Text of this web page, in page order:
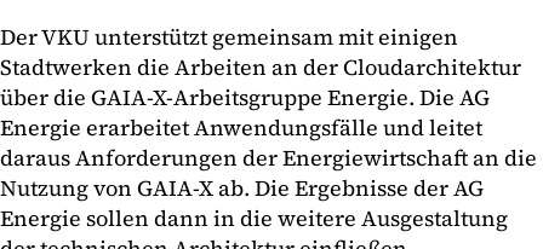
Der VKU unterstützt gemeinsam mit einigen
Stadtwerken die Arbeiten an der Cloudarchitektur
über die GAIA-X-Arbeitsgruppe Energie. Die AG
Energie erarbeitet Anwendungsfälle und leitet
daraus Anforderungen der Energiewirtschaft an die
Nutzung von GAIA-X ab. Die Ergebnisse der AG
Energie sollen dann in die weitere Ausgestaltung